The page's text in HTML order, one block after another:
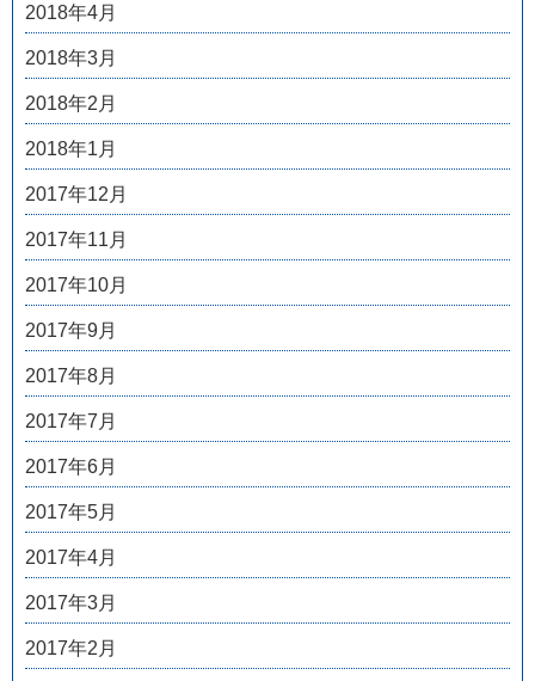
2018年4月
2018年3月
2018年2月
2018年1月
2017年12月
2017年11月
2017年10月
2017年9月
2017年8月
2017年7月
2017年6月
2017年5月
2017年4月
2017年3月
2017年2月